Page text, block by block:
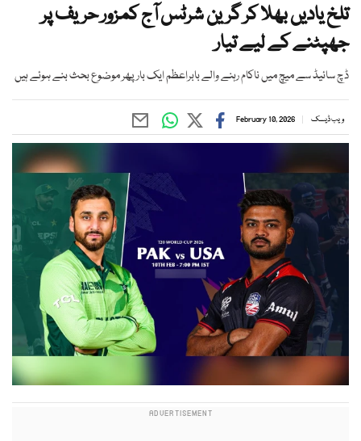
تلخ یادیں بھلا کر گرین شرٹس آج کمزور حریف پر
جھپٹنے کے لیے تیار
ڈچ سائیڈ سے میچ میں ناکام رہنے والے بابراعظم ایک بار پھر موضوع بحث بنے ہوئے ہیں
ویب ڈیسک February 10, 2026